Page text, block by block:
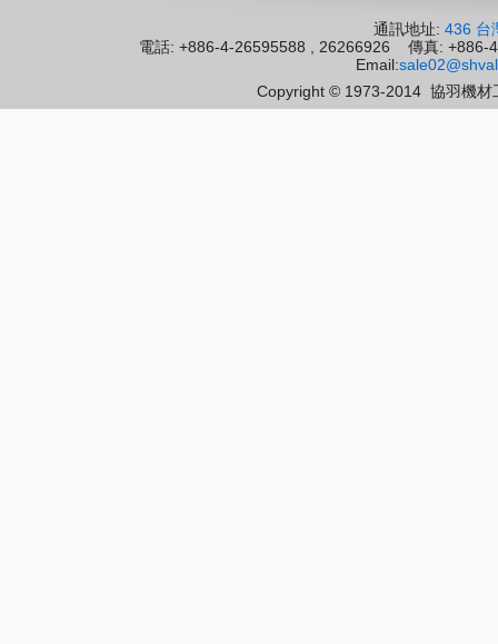
通訊地址: 436 台
電話: +886-4-26595588 , 26266926 傳真:
Email:
Copyright © 1973-2014 協羽機材